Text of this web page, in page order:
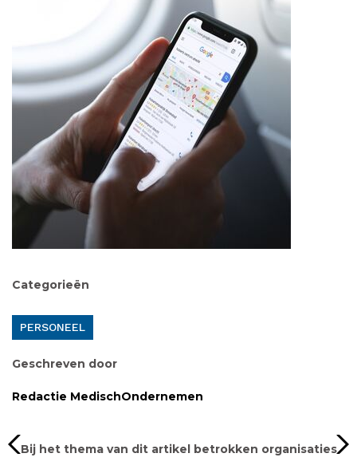
Categorieën
PERSONEEL
Geschreven door
Redactie MedischOndernemen
Bij het thema van dit artikel betrokken organisaties